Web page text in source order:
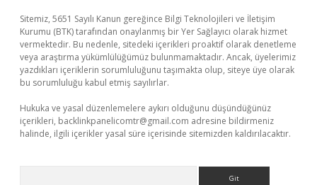
Sitemiz, 5651 Sayılı Kanun gereğince Bilgi Teknolojileri ve İletişim
Kurumu (BTK) tarafından onaylanmış bir Yer Sağlayıcı olarak hizmet
vermektedir. Bu nedenle, sitedeki içerikleri proaktif olarak denetleme
veya araştırma yükümlülüğümüz bulunmamaktadır. Ancak, üyelerimiz
yazdıkları içeriklerin sorumluluğunu taşımakta olup, siteye üye olarak
bu sorumluluğu kabul etmiş sayılırlar.
Hukuka ve yasal düzenlemelere aykırı olduğunu düşündüğünüz
içerikleri, backlinkpanelicomtr@gmail.com adresine bildirmeniz
halinde, ilgili içerikler yasal süre içerisinde sitemizden kaldırılacaktır.